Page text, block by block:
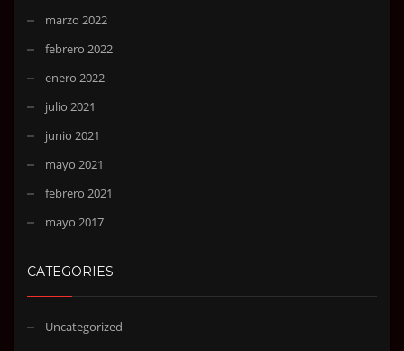
marzo 2022
febrero 2022
enero 2022
julio 2021
junio 2021
mayo 2021
febrero 2021
mayo 2017
CATEGORIES
Uncategorized